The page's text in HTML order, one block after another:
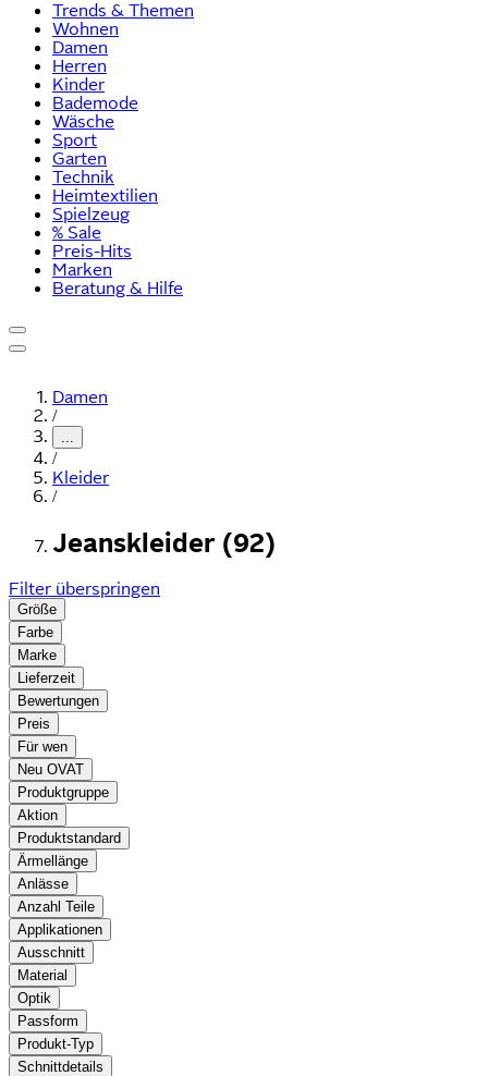
Trends & Themen
Wohnen
Damen
Herren
Kinder
Bademode
Wäsche
Sport
Garten
Technik
Heimtextilien
Spielzeug
% Sale
Preis-Hits
Marken
Beratung & Hilfe
Damen
/
...
/
Kleider
/
Jeanskleider (92)
Filter überspringen
Größe
Farbe
Marke
Lieferzeit
Bewertungen
Preis
Für wen
Neu OVAT
Produktgruppe
Aktion
Produktstandard
Ärmellänge
Anlässe
Anzahl Teile
Applikationen
Ausschnitt
Material
Optik
Passform
Produkt-Typ
Schnittdetails